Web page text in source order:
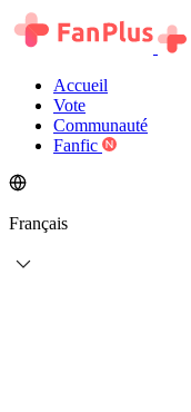
Accueil
Vote
Communauté
Fanfic
Français